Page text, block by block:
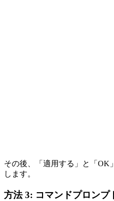
その後、「適用する」と「OK
します。
方法 3: コマンドプロンプ